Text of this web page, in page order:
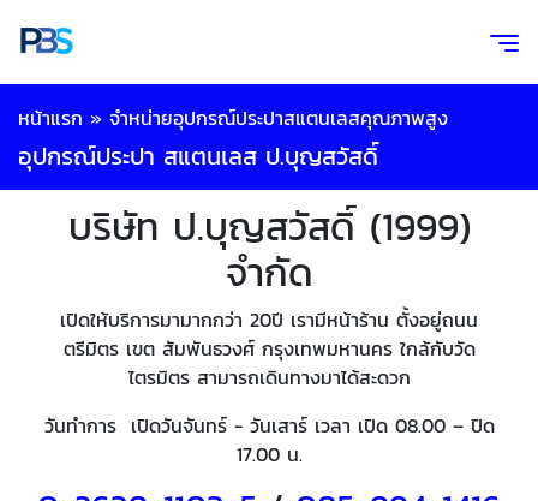
หน้าแรก » จำหน่ายอุปกรณ์ประปาสแตนเลสคุณภาพสูง
อุปกรณ์ประปา สแตนเลส ป.บุญสวัสดิ์
บริษัท ป.บุญสวัสดิ์ (1999)
จำกัด
เปิดให้บริการมามากกว่า 20ปี เรามีหน้าร้าน ตั้งอยู่ถนน
ตรีมิตร เขต สัมพันธวงศ์ กรุงเทพมหานคร ใกล้กับวัด
ไตรมิตร สามารถเดินทางมาได้สะดวก
วันทำการ เปิดวันจันทร์ - วันเสาร์ เวลา เปิด 08.00 – ปิด
17.00 น.